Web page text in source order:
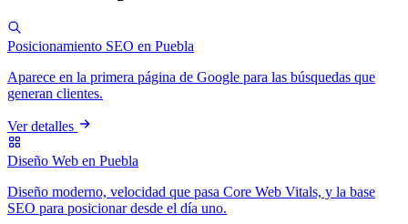
Posicionamiento SEO en Puebla
Aparece en la primera página de Google para las búsquedas que
generan clientes.
Ver detalles
Diseño Web en Puebla
Diseño moderno, velocidad que pasa Core Web Vitals, y la base
SEO para posicionar desde el día uno.